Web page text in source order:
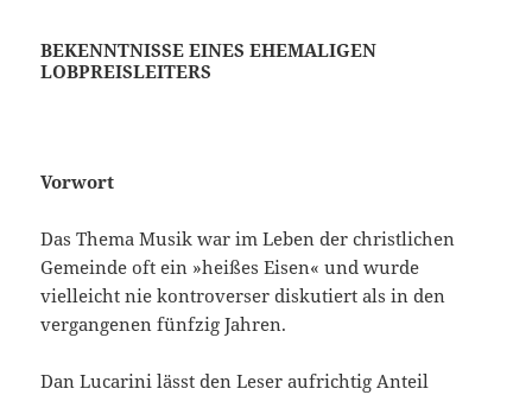
BEKENNTNISSE EINES EHEMALIGEN
LOBPREISLEITERS
Vorwort
Das Thema Musik war im Leben der christlichen
Gemeinde oft ein »heißes Eisen« und wurde
vielleicht nie kontroverser diskutiert als in den
vergangenen fünfzig Jahren.
Dan Lucarini lässt den Leser aufrichtig Anteil